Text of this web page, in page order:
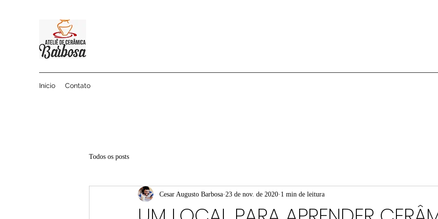
Início Contato
Todos os posts
Cesar Augusto Barbosa 23 de nov. de 2020 1 min de leitura